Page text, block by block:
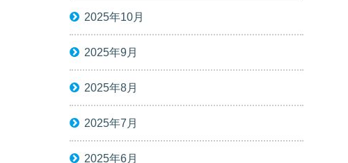
2025年10月
2025年9月
2025年8月
2025年7月
2025年6月